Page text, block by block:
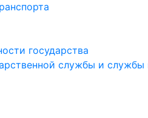
государства
службы и